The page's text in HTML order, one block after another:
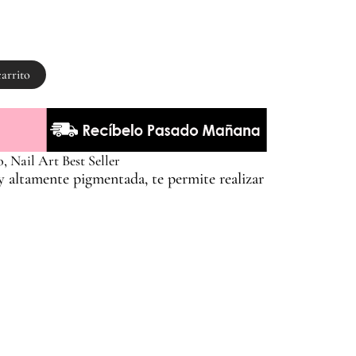
Nail Art Best Seller
altamente pigmentada, te permite realizar